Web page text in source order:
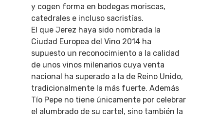
y cogen forma en bodegas moriscas,
catedrales e incluso sacristías.
El que Jerez haya sido nombrada la
Ciudad Europea del Vino 2014 ha
supuesto un reconocimiento a la calidad
de unos vinos milenarios cuya venta
nacional ha superado a la de Reino Unido,
tradicionalmente la más fuerte. Además
Tío Pepe no tiene únicamente por celebrar
el alumbrado de su cartel, sino también la